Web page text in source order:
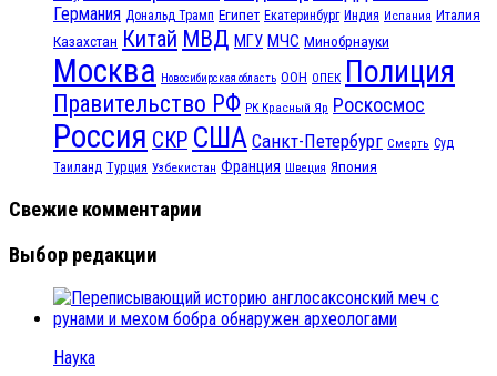
Германия Дональд Трамп Египет Екатеринбург Индия Испания Италия
Казахстан Китай МВД МГУ МЧС Минобрнауки
Москва Новосибирская область ООН ОПЕК Полиция
Правительство РФ РК Красный Яр Роскосмос
Россия СКР США Санкт-Петербург Смерть Суд
Таиланд Турция Узбекистан Франция Швеция Япония
Свежие комментарии
Выбор редакции
Наука